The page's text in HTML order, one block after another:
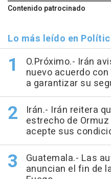
Contenido patrocinado
Lo más leído en
O.Próximo.- Irán
nuevo acuerdo
a garantizar su
Irán.- Irán reitera
estrecho de Ormuz
acepte sus
Guatemala.- Las
anuncian el fin de